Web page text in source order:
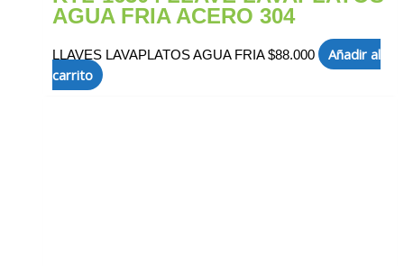
AGUA FRIA ACERO 304
LLAVES LAVAPLATOS AGUA FRIA$88.000
Añadir al
carrito